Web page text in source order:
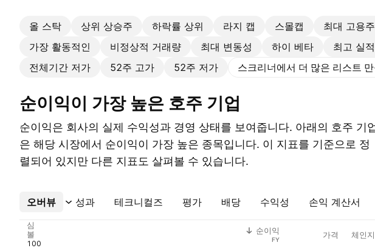
올 스탁 상위 상승주 하락률 상위 라지 캡 스몰캡 최대 고용
가장 활동적인
비정상적 거래량 최대 변동성 하이 베타 최고 실적
전체기간 저가
52주 고가 52주 저가 스크리너에서 더 많은 리스트
순이익이 가장 높은 호주 기업
순이익은 회사의 실제 수익성과 경영 상태를 보여줍니다. 아래의 호주 기
은 해당 시장에서 순이익이 가장 높은 종목입니다. 이 지표를 기준으로 정
렬되어 있지만 다른 지표도 살펴볼 수 있습니다.
오버뷰 성과 테크니컬즈 평가 배당 수익성 손익 계산서
더보기
심
볼
순이익
FY 가격 체인